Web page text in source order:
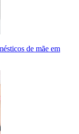
de mãe em